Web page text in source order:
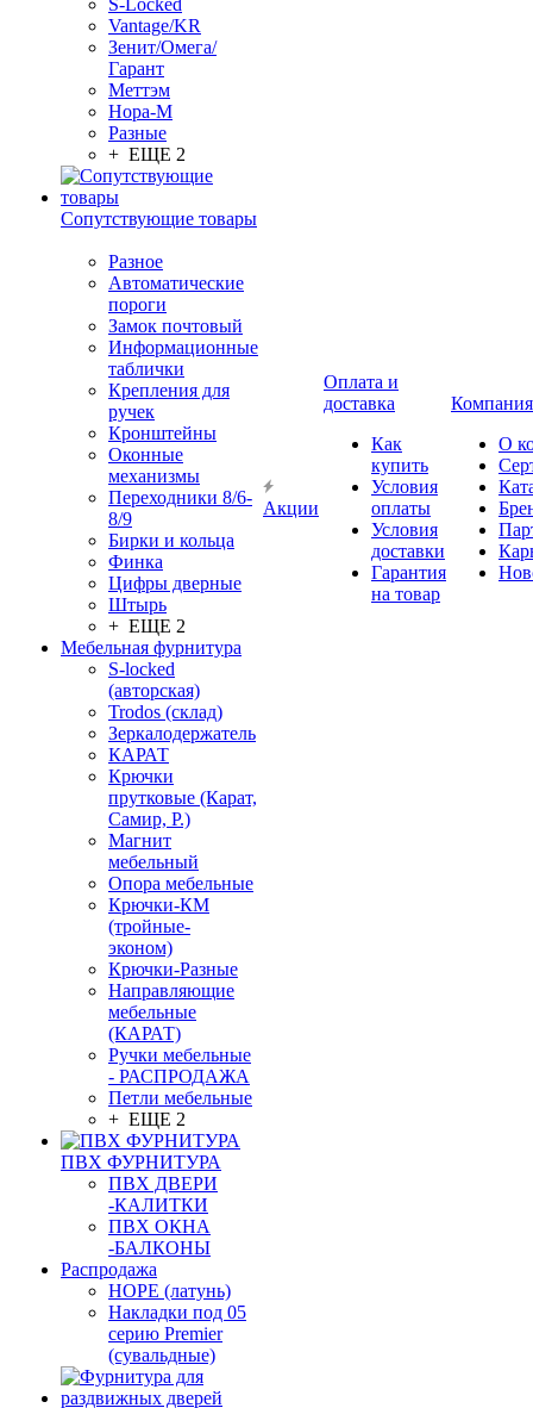
S-Locked
Vantage/KR
Зенит/Омега/
Гарант
Меттэм
Нора-М
Разные
+ ЕЩЕ 2
Сопутствующие товары
Разное
Автоматические
пороги
Замок почтовый
Информационные
таблички
Крепления для
ручек
Кронштейны
Оконные
механизмы
Переходники 8/6-
8/9
Бирки и кольца
Финка
Цифры дверные
Штырь
+ ЕЩЕ 2
Мебельная фурнитура
S-locked
(авторская)
Trodos (склад)
Зеркалодержатель
КАРАТ
Крючки
прутковые (Карат,
Самир, Р.)
Магнит
мебельный
Опора мебельные
Крючки-КМ
(тройные-
эконом)
Крючки-Разные
Направляющие
мебельные
(КАРАТ)
Ручки мебельные
- РАСПРОДАЖА
Петли мебельные
+ ЕЩЕ 2
ПВХ ФУРНИТУРА
ПВХ ДВЕРИ
-КАЛИТКИ
ПВХ ОКНА
-БАЛКОНЫ
Распродажа
HOPE (латунь)
Накладки под 05
серию Premier
(сувальдные)
Акции
Оплата и
доставка
Как
купить
Условия
оплаты
Условия
доставки
Гарантия
на товар
Компания
О